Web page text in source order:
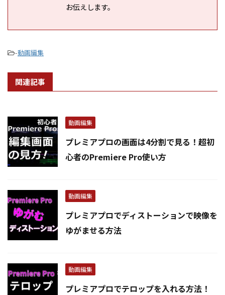
お伝えします。
-動画編集
関連記事
動画編集
プレミアプロの画面は4分割で見る！超初
心者のPremiere Pro使い方
動画編集
プレミアプロでディストーションで映像を
ゆがませる方法
動画編集
プレミアプロでテロップを入れる方法！